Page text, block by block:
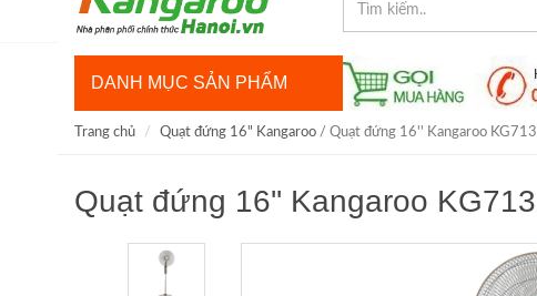
DANH MỤC SẢN PHẨM
Trang chủ Quạt đứng 16" Kangaroo / Quạt đứng 16'' Kangaroo KG713
Quạt đứng 16'' Kangaroo KG713